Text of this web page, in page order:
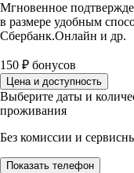
Мгновенное
в размере удобным
Сбербанк.Онлайн и др.
150 ₽ бонусов
Цена и доступность
Выберите даты и
проживания
Без комиссии и
Показать телефон